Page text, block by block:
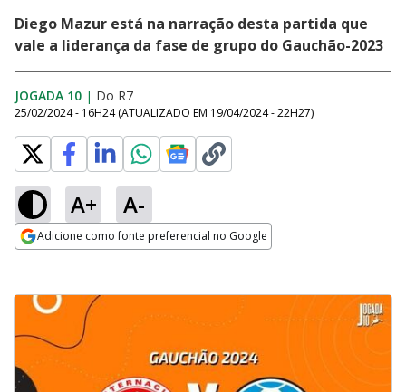
Diego Mazur está na narração desta partida que
vale a liderança da fase de grupo do Gauchão-2023
JOGADA 10 | Do R7
25/02/2024 - 16H24 (ATUALIZADO EM 19/04/2024 - 22H27)
A+ A-
Adicione como fonte preferencial no Google